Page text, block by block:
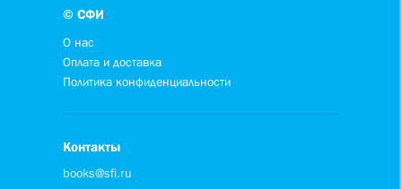
© СФИ
О нас
Оплата и доставка
Политика конфиденциальности
Контакты
books@sfi.ru